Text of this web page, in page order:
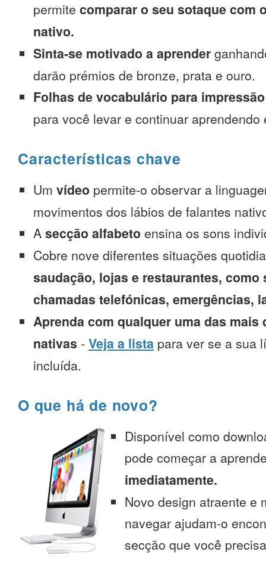
permite comparar o seu sotaque com
nativo.
Sinta-se motivado a aprender
darão prémios de bronze, prata e ouro.
Folhas de vocabulário para impressão
para você levar e continuar aprendendo
Características chave
Um vídeo permite-o observar a
movimentos dos lábios de falantes
A secção alfabeto ensina os sons
Cobre nove diferentes situações
saudação, lojas e restaurantes, como
chamadas telefónicas, emergências,
Aprenda com qualquer uma das mais
nativas - Veja a lista para ver se a sua
incluída.
O que há de novo?
Disponível como
pode começar a
imediatamente.
Novo design atraente e
navegar ajudam-o
secção que você